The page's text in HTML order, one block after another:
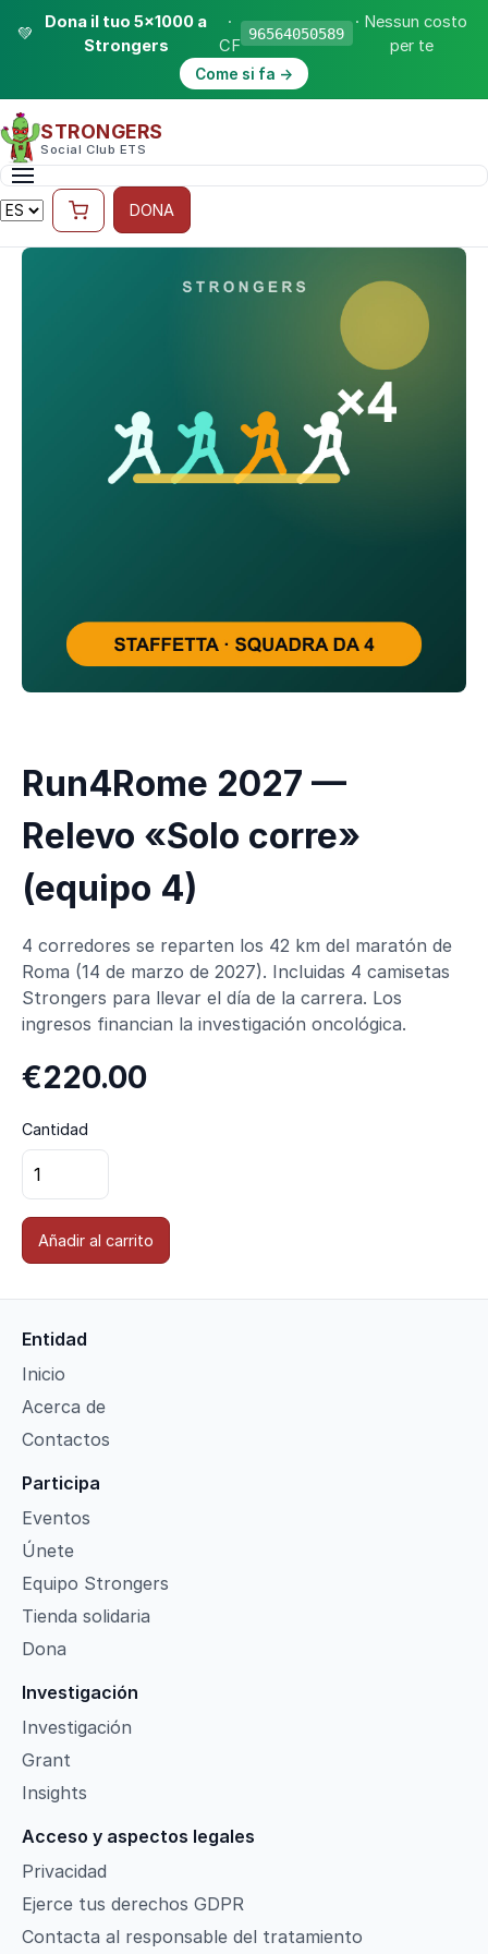
💚
Dona il tuo 5×1000 a
Strongers
·
CF
96564050589
· Nessun costo
per te
Come si fa →
STRONGERS
Social Club ETS
DONA
Run4Rome 2027 —
Relevo «Solo corre»
(equipo 4)
4 corredores se reparten los 42 km del maratón de
Roma (14 de marzo de 2027). Incluidas 4 camisetas
Strongers para llevar el día de la carrera. Los
ingresos financian la investigación oncológica.
€220.00
Cantidad
Añadir al carrito
Entidad
Inicio
Acerca de
Contactos
Participa
Eventos
Únete
Equipo Strongers
Tienda solidaria
Dona
Investigación
Investigación
Grant
Insights
Acceso y aspectos legales
Privacidad
Ejerce tus derechos GDPR
Contacta al responsable del tratamiento